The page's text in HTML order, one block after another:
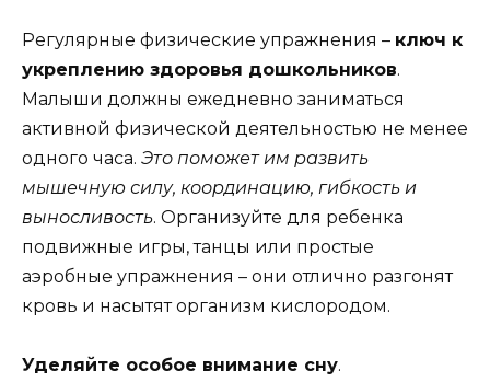
Регулярные физические упражнения – ключ к
укреплению здоровья дошкольников.
Малыши должны ежедневно заниматься
активной физической деятельностью не менее
одного часа. Это поможет им развить
мышечную силу, координацию, гибкость и
выносливость. Организуйте для ребенка
подвижные игры, танцы или простые
аэробные упражнения – они отлично разгонят
кровь и насытят организм кислородом.
Уделяйте особое внимание сну.